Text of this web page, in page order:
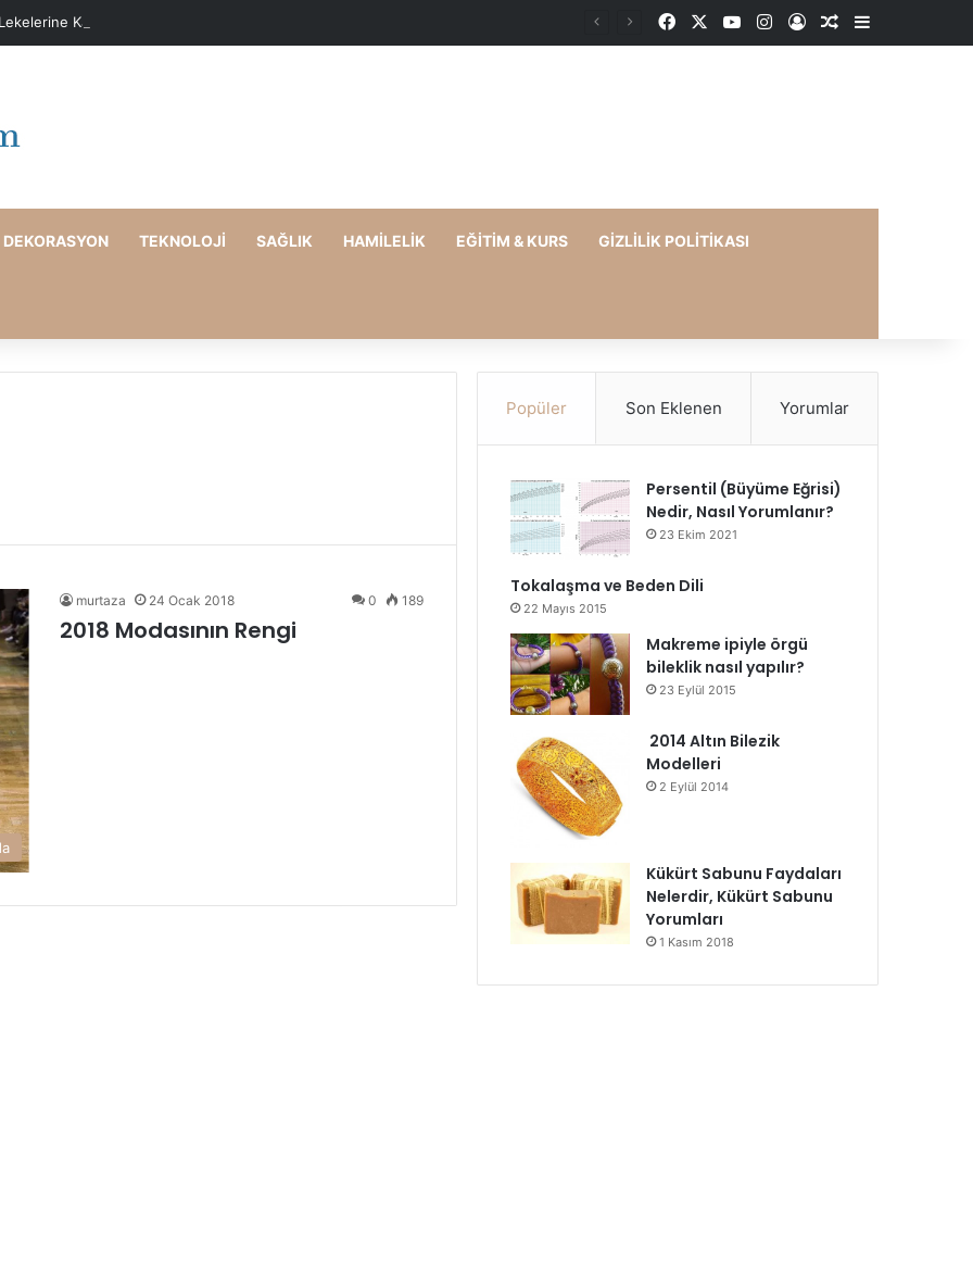
Karşı Evde Maske Önerileri FacebookYouTubeInstagram
Kayıt OlRastgele Makale
Kenar
DEKORASYON TEKNOLOJI SAĞLIK HAMILELIK EĞITIM & KURS GIZLILIK POLITIKASI
murtaza 24 Ocak 2018 0 189
2018 Modasının Rengi
Popüler Son Eklenen Yorumlar
Persentil (Büyüme Eğrisi)
Nedir, Nasıl Yorumlanır?
23 Ekim 2021
Tokalaşma ve Beden Dili
22 Mayıs 2015
Makreme ipiyle örgü
bileklik nasıl yapılır?
23 Eylül 2015
2014 Altın Bilezik
Modelleri
2 Eylül 2014
Kükürt Sabunu Faydaları
Nelerdir, Kükürt Sabunu
Yorumları
1 Kasım 2018